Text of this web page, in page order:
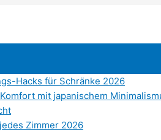
Hacks für Schränke 2026
mit japanischem
Zimmer 2026